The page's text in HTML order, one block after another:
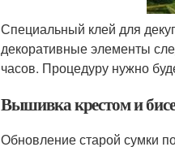
Специальный клей для
декоративные элементы
часов. Процедуру нужно
Вышивка крестом и
Обновление старой сумки